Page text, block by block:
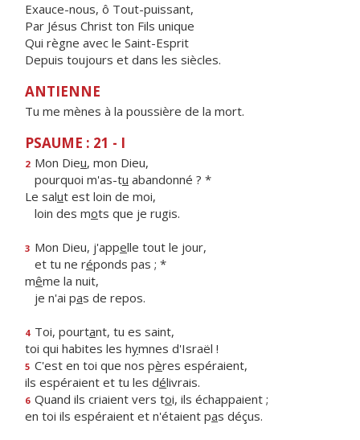
Exauce-nous, ô Tout-puissant,
Par Jésus Christ ton Fils unique
Qui règne avec le Saint-Esprit
Depuis toujours et dans les siècles.
ANTIENNE
Tu me mènes à la poussière de la mort.
PSAUME : 21 - I
2 Mon Dieu, mon Dieu,
pourquoi m'as-tu abandonné ? *
Le salut est loin de moi,
loin des mots que je rugis.
3 Mon Dieu, j'appelle tout le jour,
et tu ne réponds pas ; *
même la nuit,
je n'ai pas de repos.
4 Toi, pourtant, tu es saint,
toi qui habites les hymnes d'Israël !
5 C'est en toi que nos pères espéraient,
ils espéraient et tu les délivrais.
6 Quand ils criaient vers toi, ils échappaient ;
en toi ils espéraient et n'étaient pas déçus.